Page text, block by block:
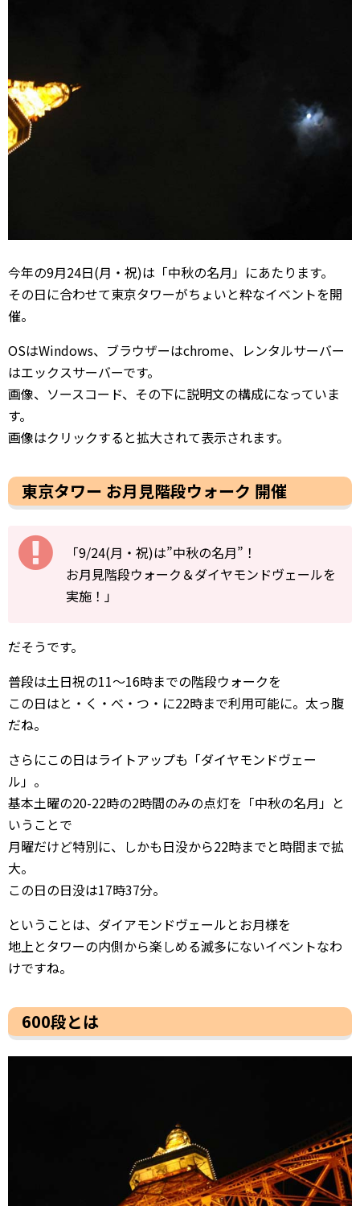
今年の9月24日(月・祝)は「中秋の名月」にあたります。
その日に合わせて東京タワーがちょいと粋なイベントを開
催。
OSはWindows、ブラウザーはchrome、レンタルサーバー
はエックスサーバーです。
画像、ソースコード、その下に説明文の構成になっていま
す。
画像はクリックすると拡大されて表示されます。
東京タワー お月見階段ウォーク 開催
「9/24(月・祝)は”中秋の名月”！
お月見階段ウォーク＆ダイヤモンドヴェールを
実施！」
だそうです。
普段は土日祝の11～16時までの階段ウォークを
この日はと・く・べ・つ・に22時まで利用可能に。太っ腹
だね。
さらにこの日はライトアップも「ダイヤモンドヴェー
ル」。
基本土曜の20-22時の2時間のみの点灯を「中秋の名月」と
いうことで
月曜だけど特別に、しかも日没から22時までと時間まで拡
大。
この日の日没は17時37分。
ということは、ダイアモンドヴェールとお月様を
地上とタワーの内側から楽しめる滅多にないイベントなわ
けですね。
600段とは